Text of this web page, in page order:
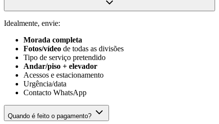
Idealmente, envie:
Morada completa
Fotos/vídeo de todas as divisões
Tipo de serviço pretendido
Andar/piso + elevador
Acessos e estacionamento
Urgência/data
Contacto WhatsApp
Quando é feito o pagamento?